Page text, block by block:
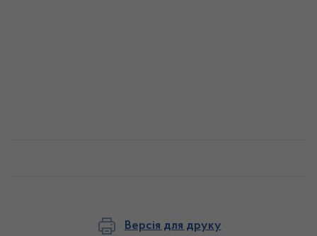
Версія для друку